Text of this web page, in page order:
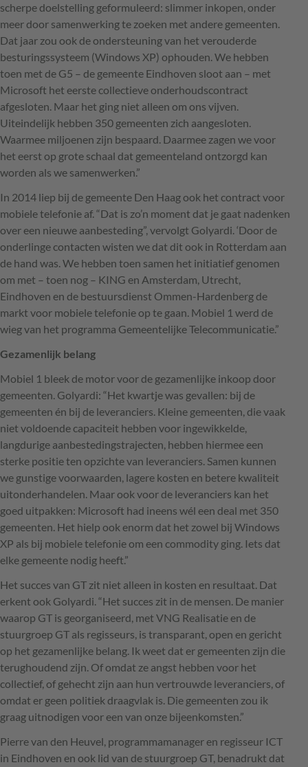
scherpe doelstelling geformuleerd: slimmer inkopen, onder
meer door samenwerking te zoeken met andere gemeenten.
Dat jaar zou ook de ondersteuning van het verouderde
besturingssysteem (Windows XP) ophouden. We hebben
toen met de G5 – de gemeente Eindhoven sloot aan – met
Microsoft het eerste collectieve onderhoudscontract
afgesloten. Maar het ging niet alleen om ons vijven.
Uiteindelijk hebben 350 gemeenten zich aangesloten.
Waarmee miljoenen zijn bespaard. Daarmee zagen we voor
het eerst op grote schaal dat gemeenteland ontzorgd kan
worden als we samenwerken.”
In 2014 liep bij de gemeente Den Haag ook het contract voor
mobiele telefonie af. “Dat is zo’n moment dat je gaat nadenken
over een nieuwe aanbesteding”, vervolgt Golyardi. ‘Door de
onderlinge contacten wisten we dat dit ook in Rotterdam aan
de hand was. We hebben toen samen het initiatief genomen
om met – toen nog – KING en Amsterdam, Utrecht,
Eindhoven en de bestuursdienst Ommen-Hardenberg de
markt voor mobiele telefonie op te gaan. Mobiel 1 werd de
wieg van het programma Gemeentelijke Telecommunicatie.”
Gezamenlijk belang
Mobiel 1 bleek de motor voor de gezamenlijke inkoop door
gemeenten. Golyardi: “Het kwartje was gevallen: bij de
gemeenten én bij de leveranciers. Kleine gemeenten, die vaak
niet voldoende capaciteit hebben voor ingewikkelde,
langdurige aanbestedingstrajecten, hebben hiermee een
sterke positie ten opzichte van leveranciers. Samen kunnen
we gunstige voorwaarden, lagere kosten en betere kwaliteit
uitonderhandelen. Maar ook voor de leveranciers kan het
goed uitpakken: Microsoft had ineens wél een deal met 350
gemeenten. Het hielp ook enorm dat het zowel bij Windows
XP als bij mobiele telefonie om een commodity ging. Iets dat
elke gemeente nodig heeft.”
Het succes van GT zit niet alleen in kosten en resultaat. Dat
erkent ook Golyardi. “Het succes zit in de mensen. De manier
waarop GT is georganiseerd, met VNG Realisatie en de
stuurgroep GT als regisseurs, is transparant, open en gericht
op het gezamenlijke belang. Ik weet dat er gemeenten zijn die
terughoudend zijn. Of omdat ze angst hebben voor het
collectief, of gehecht zijn aan hun vertrouwde leveranciers, of
omdat er geen politiek draagvlak is. Die gemeenten zou ik
graag uitnodigen voor een van onze bijeenkomsten.”
Pierre van den Heuvel, programmamanager en regisseur ICT
in Eindhoven en ook lid van de stuurgroep GT, benadrukt dat